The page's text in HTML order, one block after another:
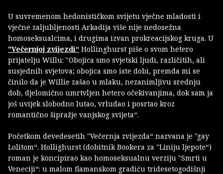
U suvremenom hedonističkom svijetu vječne mladosti i
vječne zaljubljenosti Arkadija više nije nedosežna
homoseksualcima, i drugima izvan prokreacijskog kruga. U
"Večernjoj zvijezdi“ Hollinghurst piše o svom hetero
prijatelju Willu: "Obojica smo svjetski ljudi, različitih, ali
susjednih svjetova; obojica smo iste dobi, premda mi se
činilo da je Willie zašao u mlaku, nezanimljivu srednju
dob, djelomično umrtvljen hetero očekivanjima, dok sam ja
još uvijek slobodno lutao, vrludao i posrtao kroz
romantično šipražje vanjskog svijeta“.
Početkom devedesetih "Večernja zvijezda“ nazvana je "gay
Lolitom“. Hollighurst (dobitnik Bookera za "Liniju ljepote“)
roman je koncipirao kao homoseksualnu verziju "Smrti u
Veneciji“: u malom flamanskom gradiću tridesetogodišnji